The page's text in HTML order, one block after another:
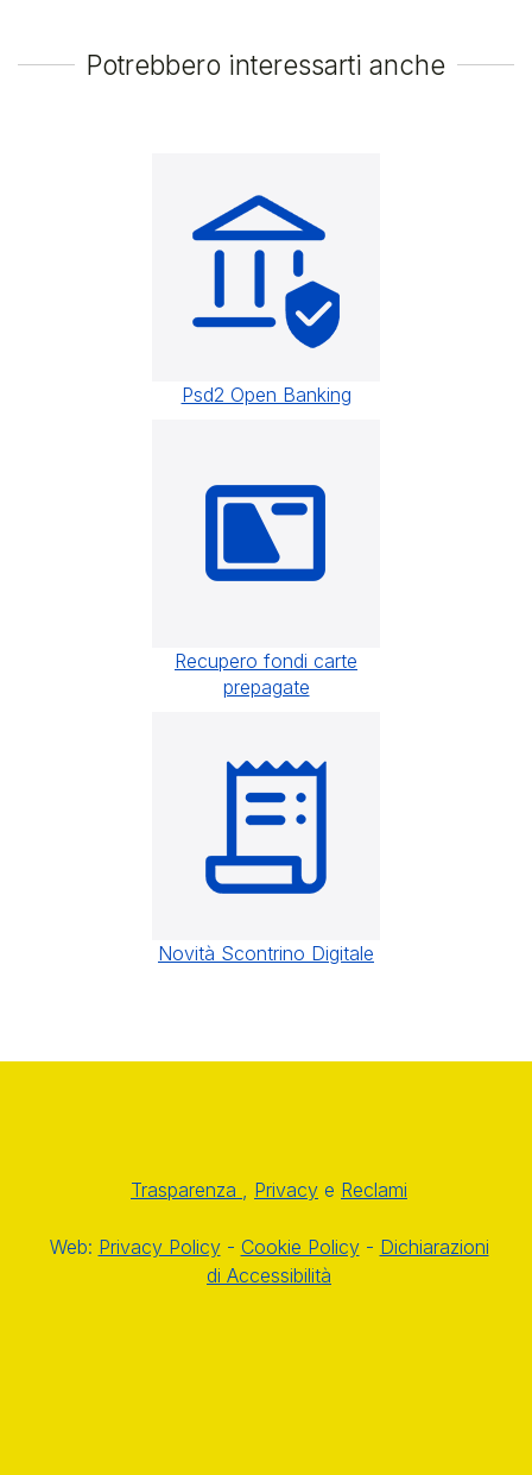
Potrebbero interessarti anche
Psd2 Open Banking
Recupero fondi carte
prepagate
Novità Scontrino Digitale
Trasparenza Privacy e Reclami
Web: Privacy Policy- Cookie Policy- Dichiarazioni
di Accessibilità